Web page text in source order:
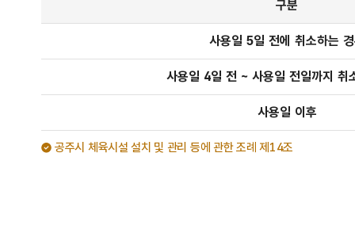
구분
사용일 5일 전에 취소하는
사용일 4일 전 ~ 사용일 전일까지 취
사용일 이후
공주시 체육시설 설치 및 관리 등에 관한 조례 제14조